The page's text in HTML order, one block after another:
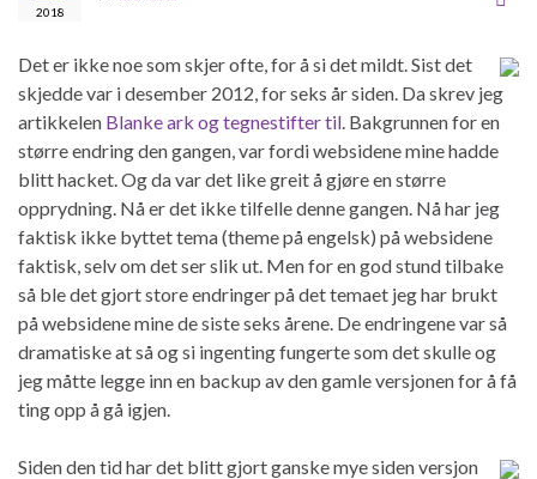
2018
Det er ikke noe som skjer ofte, for å si det mildt. Sist det
skjedde var i desember 2012, for seks år siden. Da skrev jeg
artikkelen Blanke ark og tegnestifter til . Bakgrunnen for en
større endring den gangen, var fordi websidene mine hadde
blitt hacket. Og da var det like greit å gjøre en større
opprydning. Nå er det ikke tilfelle denne gangen. Nå har jeg
faktisk ikke byttet tema (theme på engelsk) på websidene
faktisk, selv om det ser slik ut. Men for en god stund tilbake
så ble det gjort store endringer på det temaet jeg har brukt
på websidene mine de siste seks årene. De endringene var så
dramatiske at så og si ingenting fungerte som det skulle og
jeg måtte legge inn en backup av den gamle versjonen for å få
ting opp å gå igjen.
Siden den tid har det blitt gjort ganske mye siden versjon